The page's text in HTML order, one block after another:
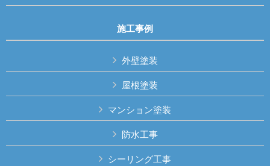
施工事例
外壁塗装
屋根塗装
マンション塗装
防水工事
シーリング工事